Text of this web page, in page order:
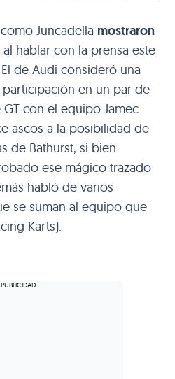
Juncadella mostraron
al hablar con la prensa este
de Audi consideró una
en un par de
con el equipo Jamec
ascos a la posibilidad de
de Bathurst, si bien
ese mágico trazado
habló de varios
se suman al equipo que
Karts).